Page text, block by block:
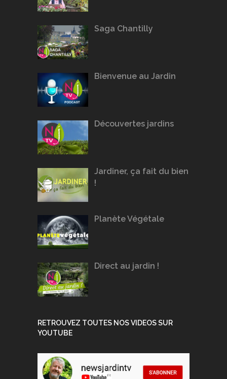
Saga Chantilly
Bienvenue au Jardin
Découvertes jardins
Jardiner, ça fait du bien
!
Planète Végétale
Direct au jardin !
RETROUVEZ TOUTES NOS VIDEOS SUR
YOUTUBE